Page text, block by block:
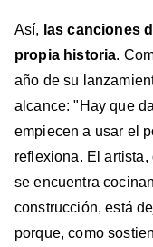
Así, las canciones
propia historia.
año de su
alcance: "Hay que
empiecen a usar el
reflexiona. El
se encuentra
construcción, está
porque, como